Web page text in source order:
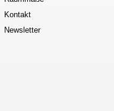
Kontakt
Newsletter